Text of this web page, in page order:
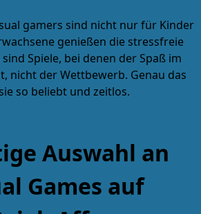
gamers sind nicht nur für Kinder
genießen die stressfreie
Spiele, bei denen der Spaß im
nicht der Wettbewerb. Genau das
so beliebt und zeitlos.
Auswahl an
Games auf